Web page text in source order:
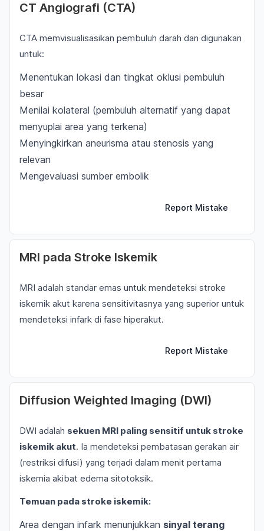
CT Angiografi (CTA)
CTA memvisualisasikan pembuluh darah dan digunakan
untuk:
Menentukan lokasi dan tingkat oklusi pembuluh
besar
Menilai kolateral (pembuluh alternatif yang dapat
menyuplai area yang terkena)
Menyingkirkan aneurisma atau stenosis yang
relevan
Mengevaluasi sumber embolik
Report Mistake
MRI pada Stroke Iskemik
MRI adalah standar emas untuk mendeteksi stroke
iskemik akut karena sensitivitasnya yang superior untuk
mendeteksi infark di fase hiperakut.
Report Mistake
Diffusion Weighted Imaging (DWI)
DWI adalah sekuen MRI paling sensitif untuk stroke
iskemik akut. Ia mendeteksi pembatasan gerakan air
(restriksi difusi) yang terjadi dalam menit pertama
iskemia akibat edema sitotoksik.
Temuan pada stroke iskemik:
Area dengan infark menunjukkan sinyal terang